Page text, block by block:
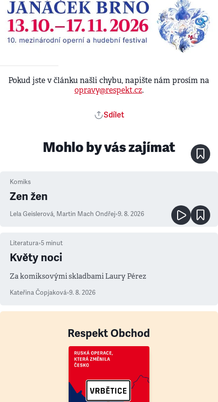
Pokud jste v článku našli chybu, napište nám prosím na
opravy@respekt.cz.
Sdílet
Mohlo by vás zajímat
Komiks
Zen žen
Lela Geislerová, Martin Mach Ondřej•9. 8. 2026
Literatura•5 minut
Květy noci
Za komiksovými skladbami Laury Pérez
Kateřina Čopjaková•9. 8. 2026
Respekt Obchod